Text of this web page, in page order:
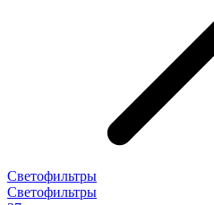
Светофильтры
Светофильтры